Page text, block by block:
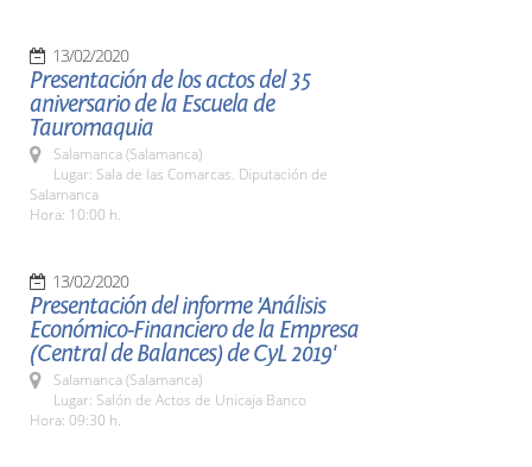
13/02/2020
Presentación de los actos del 35
aniversario de la Escuela de
Tauromaquia
Salamanca (Salamanca)
Lugar: Sala de las Comarcas. Diputación de
Salamanca
Hora: 10:00 h.
13/02/2020
Presentación del informe 'Análisis
Económico-Financiero de la Empresa
(Central de Balances) de CyL 2019'
Salamanca (Salamanca)
Lugar: Salón de Actos de Unicaja Banco
Hora: 09:30 h.